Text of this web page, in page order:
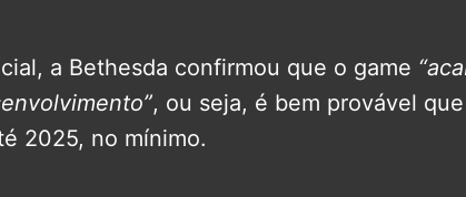
a Bethesda confirmou que o game
, ou seja, é bem provável
2025, no mínimo.